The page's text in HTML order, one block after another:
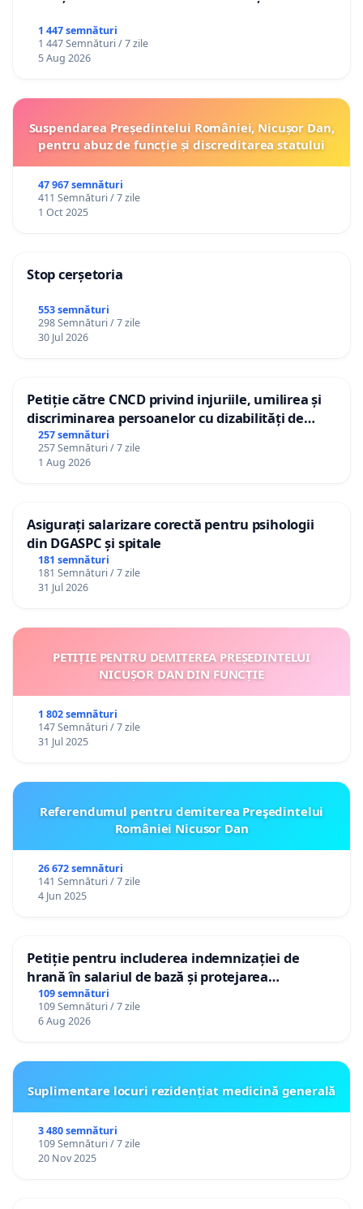
1 447 semnături
1 447 Semnături / 7 zile
5 Aug 2026
Suspendarea Președintelui României, Nicușor Dan,
pentru abuz de funcție și discreditarea statului
47 967 semnături
411 Semnături / 7 zile
1 Oct 2025
Stop cerșetoria
553 semnături
298 Semnături / 7 zile
30 Jul 2026
Petiție către CNCD privind injuriile, umilirea și
discriminarea persoanelor cu dizabilități de
către utilizatorul TikTok „Gorici”
257 semnături
257 Semnături / 7 zile
1 Aug 2026
Asigurați salarizare corectă pentru psihologii
din DGASPC și spitale
181 semnături
181 Semnături / 7 zile
31 Jul 2026
PETIȚIE PENTRU DEMITEREA PREȘEDINTELUI
NICUȘOR DAN DIN FUNCȚIE
1 802 semnături
147 Semnături / 7 zile
31 Jul 2025
Referendumul pentru demiterea Preşedintelui
României Nicusor Dan
26 672 semnături
141 Semnături / 7 zile
4 Jun 2025
Petiție pentru includerea indemnizației de
hrană în salariul de bază și protejarea
gradațiilor de vechime pentru asistenții
personali
109 semnături
109 Semnături / 7 zile
6 Aug 2026
Suplimentare locuri rezidențiat medicină generală
3 480 semnături
109 Semnături / 7 zile
20 Nov 2025